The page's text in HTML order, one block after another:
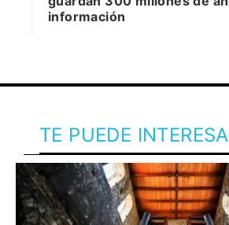
información
TE PUEDE